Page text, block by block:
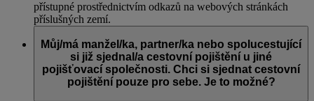
přístupné prostřednictvím odkazů na webových stránkách
příslušných zemí.
Můj/má manžel/ka, partner/ka nebo spolucestující
si již sjednal/a cestovní pojištění u jiné
pojišťovací společnosti. Chci si sjednat cestovní
pojištění pouze pro sebe. Je to možné?